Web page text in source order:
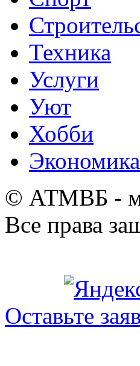
Техника
Услуги
Уют
Хобби
Экономика
© АТМВБ -
Все права
Оставьте